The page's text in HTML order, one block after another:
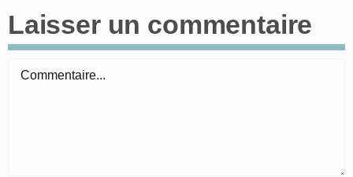
Laisser un commentaire
Commentaire